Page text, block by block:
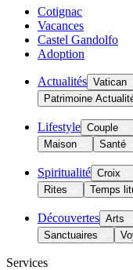
Cotignac
Vacances
Castel Gandolfo
Adoption
Actualités Vatican
Patrimoine
Lifestyle Couple
Maison
Santé
Spiritualité Croix
Rites
Temps
Découvertes Arts
Sanctuaires
Services